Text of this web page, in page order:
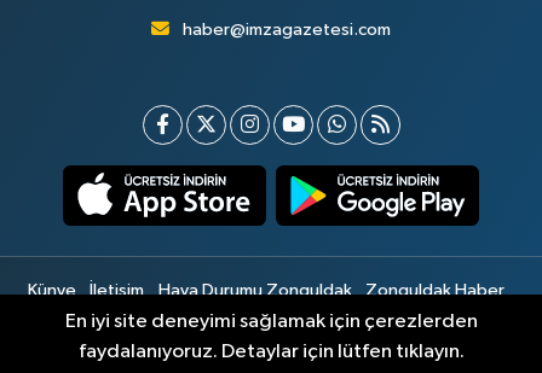
haber@imzagazetesi.com
Künye İletişim Hava Durumu Zonguldak
Zonguldak Haber
Gizlilik Sözleşmesi
Hizmet Şartları Sitemap
En iyi site deneyimi sağlamak için çerezlerden
faydalanıyoruz. Detaylar için lütfen tıklayın.